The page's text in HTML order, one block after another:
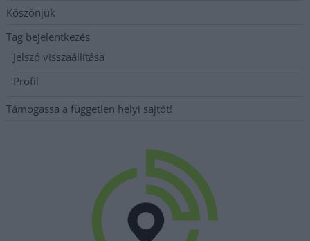
Köszönjük
Tag bejelentkezés
Jelszó visszaállítása
Profil
Támogassa a független helyi sajtót!